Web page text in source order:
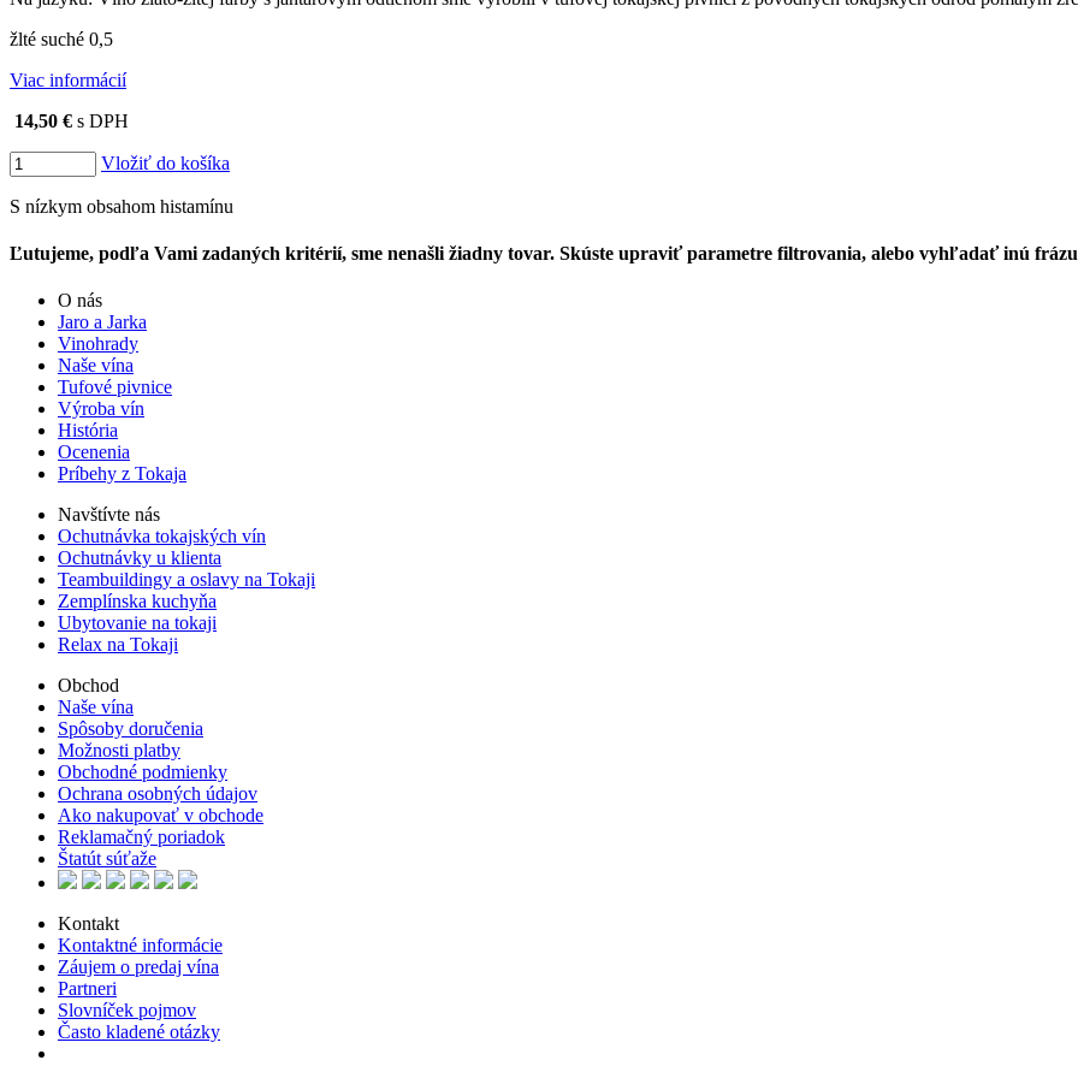
žlté suché 0,5
Viac informácií
14,50 € s DPH
Vložiť do košíka
S nízkym obsahom histamínu
Ľutujeme, podľa Vami zadaných kritérií, sme nenašli žiadny tovar. Skúste upraviť parametre filtrovania, alebo vyhľadať inú
O nás
Jaro a Jarka
Vinohrady
Naše vína
Tufové pivnice
Výroba vín
História
Ocenenia
Príbehy z Tokaja
Navštívte nás
Ochutnávka tokajských vín
Ochutnávky u klienta
Teambuildingy a oslavy na Tokaji
Zemplínska kuchyňa
Ubytovanie na tokaji
Relax na Tokaji
Obchod
Naše vína
Spôsoby doručenia
Možnosti platby
Obchodné podmienky
Ochrana osobných údajov
Ako nakupovať v obchode
Reklamačný poriadok
Štatút súťaže
Kontakt
Kontaktné informácie
Záujem o predaj vína
Partneri
Slovníček pojmov
Často kladené otázky